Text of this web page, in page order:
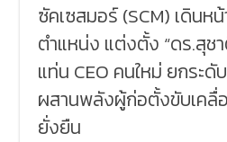
ซัคเซสมอร์ (SCM) เดินห
ตำแหน่ง แต่งตั้ง “ดร.สุช
แท่น CEO คนใหม่ ยกระ
ผสานพลังผู้ก่อตั้งขับเคลื่
ยั่งยืน